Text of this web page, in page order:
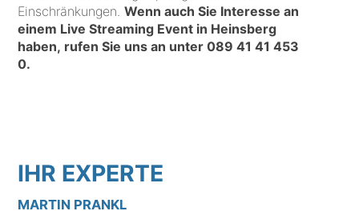
Einschränkungen.Wenn auch Sie Interesse an
einem Live Streaming Event in Heinsberg
haben, rufen Sie uns an unter089 41 41 453
0.
IHR EXPERTE
MARTIN PRANKL